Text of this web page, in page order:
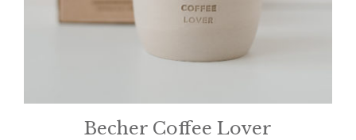
Becher Coffee Lover